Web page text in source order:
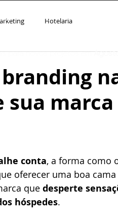
ECOHotelaria
conta, a forma como
oferecer uma boa
que desperte
hóspedes.
para novos projetos em